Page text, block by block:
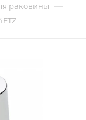
раковины —